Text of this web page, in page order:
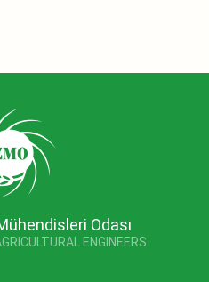
Odası
ENGINEERS